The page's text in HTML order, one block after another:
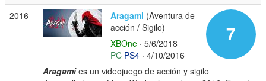
2016
7
Aragami (Aventura de
acción / Sigilo)
XBOne · 5/6/2018
PC PS4 · 4/10/2016
Aragamies un videojuego de acción y sigilo